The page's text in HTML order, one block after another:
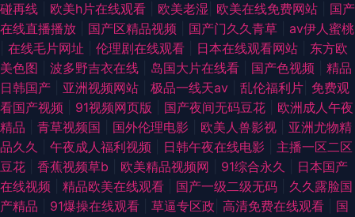
碰再线
欧美h片在线观看 欧美老湿 欧美在线免费网站
国产
在线直播播放
国产区精品视频 国产门久久青草
av伊人蜜桃
在线毛片网址 伦理剧在线观看 日本在线观看网站
东方欧
美色图
波多野吉衣在线 岛国大片在线看 国产色视频
精品
日韩国产
亚洲视频网站 极品一线天av 乱伦福利片 免费观
看国产视频
91视频网页版 国产夜间无码豆花
欧洲成人午夜
精品
青草视频国 国外伦理电影 欧美人兽影视
亚洲尤物精
品久久
午夜成人福利视频 日韩午夜在线电影
主播一区二区
豆花
香蕉视频草b 欧美精品视频网 91综合永久
日本国产
在线视频
精品欧美在线观看 国产一级二级无码
久久露脸国
产精品
91爆操在线观看 草逼专区政 高清免费在线观看
国